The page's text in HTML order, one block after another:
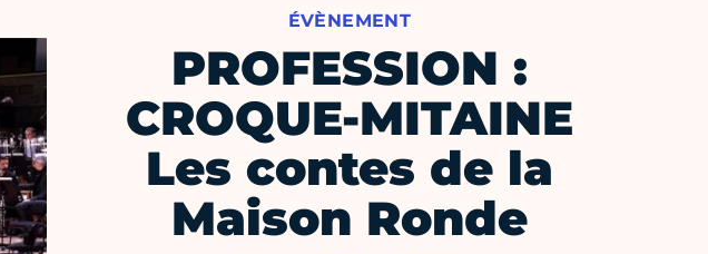
ÉVÈNEMENT
PROFESSION :
CROQUE-MITAINE
Les contes de la
Maison Ronde